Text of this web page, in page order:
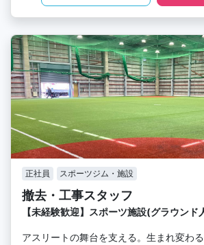
正社員 スポーツジム・施設
撤去・工事スタッフ
【未経験歓迎】スポーツ施設(グラウンド
アスリートの舞台を支える。生まれ変わ